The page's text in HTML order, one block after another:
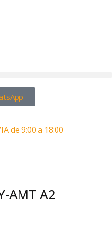
de 9:00 a 18:00
AMT A2